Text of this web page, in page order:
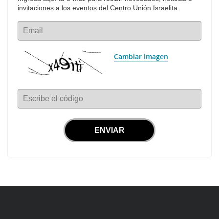
invitaciones a los eventos del Centro Unión Israelita.
Email
Cambiar imagen
Escribe el código